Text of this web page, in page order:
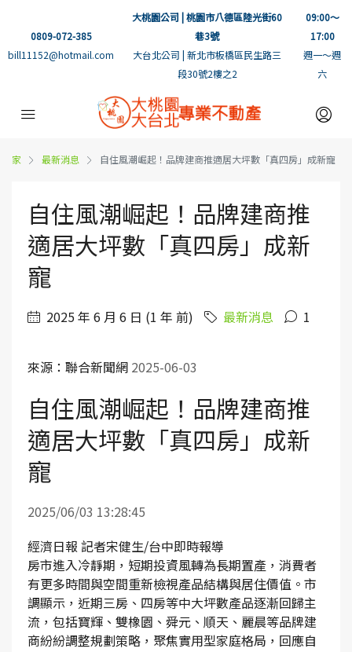
0809-072-385
bill11152@hotmail.com
大桃園公司 | 桃園市八德區陸光街60
巷3號
大台北公司 | 新北市板橋區民生路三
段30號2樓之2
09:00～
17:00
週一～週
六
家 最新消息 自住風潮崛起！品牌建商推適居大坪數「真四房」成新寵
自住風潮崛起！品牌建商推
適居大坪數「真四房」成新
寵
2025 年 6 月 6 日 (1 年 前) 最新消息 1
來源：聯合新聞網 2025-06-03
自住風潮崛起！品牌建商推
適居大坪數「真四房」成新
寵
2025/06/03 13:28:45
經濟日報 記者宋健生/台中即時報導
房市進入冷靜期，短期投資風轉為長期置產，消費者
有更多時間與空間重新檢視產品結構與居住價值。市
調顯示，近期三房、四房等中大坪數產品逐漸回歸主
流，包括寶輝、雙橡園、舜元、順天、麗晨等品牌建
商紛紛調整規劃策略，聚焦實用型家庭格局，回應自